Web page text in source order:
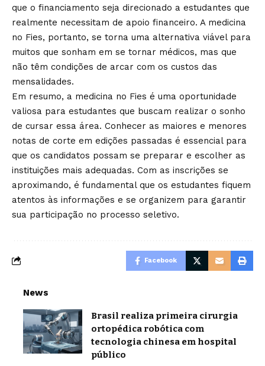
que o financiamento seja direcionado a estudantes que
realmente necessitam de apoio financeiro. A medicina
no Fies, portanto, se torna uma alternativa viável para
muitos que sonham em se tornar médicos, mas que
não têm condições de arcar com os custos das
mensalidades.
Em resumo, a medicina no Fies é uma oportunidade
valiosa para estudantes que buscam realizar o sonho
de cursar essa área. Conhecer as maiores e menores
notas de corte em edições passadas é essencial para
que os candidatos possam se preparar e escolher as
instituições mais adequadas. Com as inscrições se
aproximando, é fundamental que os estudantes fiquem
atentos às informações e se organizem para garantir
sua participação no processo seletivo.
Facebook
News
Brasil realiza primeira cirurgia
ortopédica robótica com
tecnologia chinesa em hospital
público